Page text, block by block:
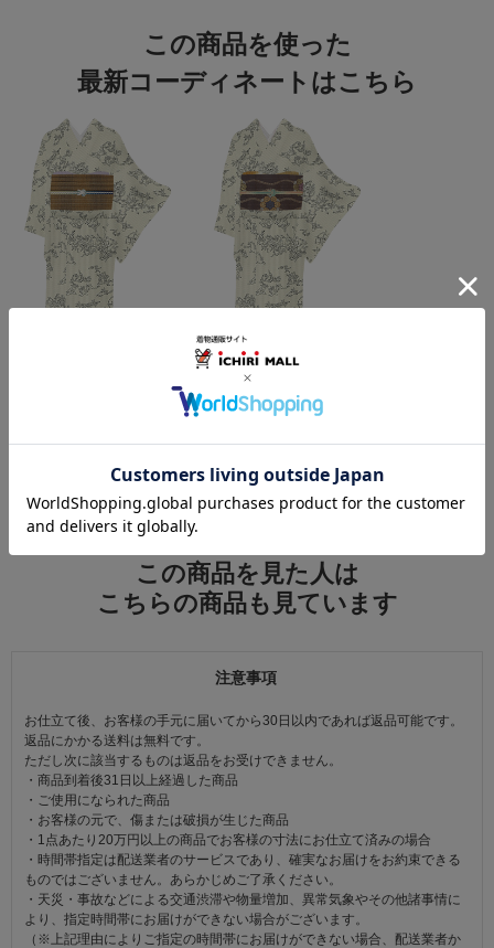
この商品を使った
最新コーディネートはこちら
すべてのコーディネートを見る
この商品を見た人は
こちらの商品も見ています
注意事項
お仕立て後、お客様の手元に届いてから30日以内であれば返品可能です。
返品にかかる送料は無料です。
ただし次に該当するものは返品をお受けできません。
・商品到着後31日以上経過した商品
・ご使用になられた商品
・お客様の元で、傷または破損が生じた商品
・1点あたり20万円以上の商品でお客様の寸法にお仕立て済みの場合
・時間帯指定は配送業者のサービスであり、確実なお届けをお約束できる
ものではございません。あらかじめご了承ください。
・天災・事故などによる交通渋滞や物量増加、異常気象やその他諸事情に
より、指定時間帯にお届けができない場合がございます。
（※上記理由によりご指定の時間帯にお届けができない場合、配送業者か